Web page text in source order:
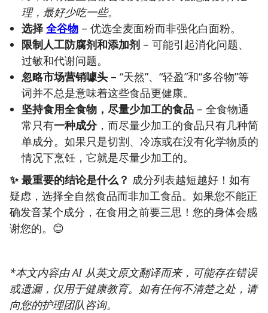
理，最好少吃一些。
选择 全谷物 – 优选全麦面粉而非强化白面粉。
限制人工防腐剂和添加剂 – 可能引起消化问题、
过敏和代谢问题。
忽略市场营销噱头 – “天然”、“轻盈”和“多谷物”等
词并不总是意味着这些食品更健康。
坚持食用全食物，尽量少加工的食品 – 全食物通
常只有一种成分，而尽量少加工的食品只有几种简
单成分。如果只是切割、冷冻或在没有化学物质的
情况下烹饪，它就是尽量少加工的。
✨ 最重要的结论是什么？ 成分列表越短越好！如有
疑虑，选择全自然食品而非加工食品。如果您不能正
确发音某个成分，在食用之前要三思！您的身体会感
谢您的。😊
*本文内容由 AI 从英文原文翻译而来，可能存在错误
或遗漏，仅用于健康教育。如有任何不清楚之处，请
向您的护理团队咨询。